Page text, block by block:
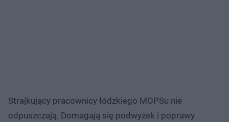
Strajkujący pracownicy łódzkiego MOPSu nie
odpuszczają. Domagają się podwyżek i poprawy